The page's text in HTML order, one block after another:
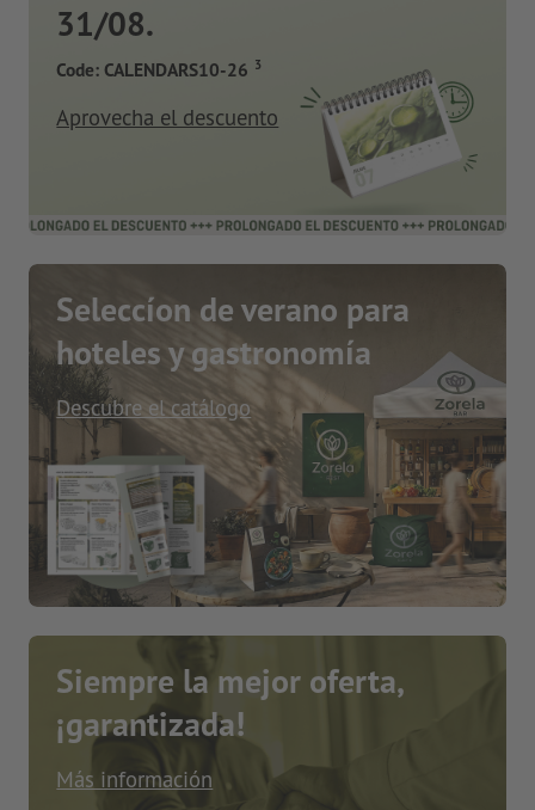
31/08.
Code: CALENDARS10-26 3
Aprovecha el descuento
Seleccíon de verano para
hoteles y gastronomía
Descubre el catálogo
Siempre la mejor oferta,
¡garantizada!
Más información